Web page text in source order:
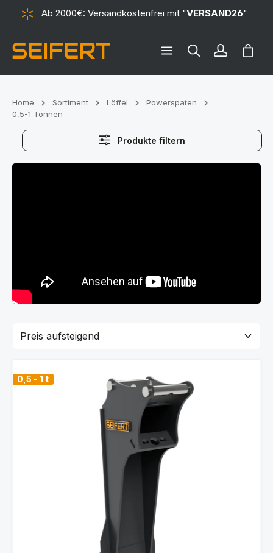
springenAb 2000€: Versandkostenfrei mit "VERSAND26"
Home Sortiment Löffel
Powerspaten
0,5-1 Tonnen
Produkte filtern
0,5 - 1 t